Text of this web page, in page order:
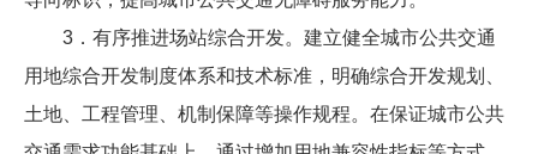
3．有序推进场站综合开发。建立健全城市公共交通
用地综合开发制度体系和技术标准，明确综合开发规划、
土地、工程管理、机制保障等操作规程。在保证城市公共